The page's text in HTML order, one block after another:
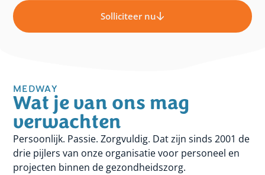
Solliciteer nu
MEDWAY
Wat je van ons mag
verwachten
Persoonlijk. Passie. Zorgvuldig. Dat zijn sinds 2001 de
drie pijlers van onze organisatie voor personeel en
projecten binnen de gezondheidszorg.